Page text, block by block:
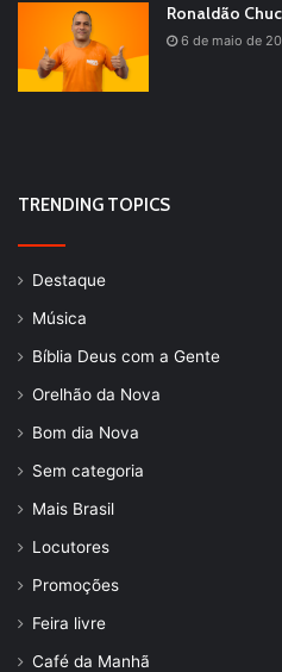
Ronaldão
6 de maio de
TRENDING TOPICS
Destaque
Música
Bíblia Deus com a Gente
Orelhão da Nova
Bom dia Nova
Sem categoria
Mais Brasil
Locutores
Promoções
Feira livre
Café da Manhã